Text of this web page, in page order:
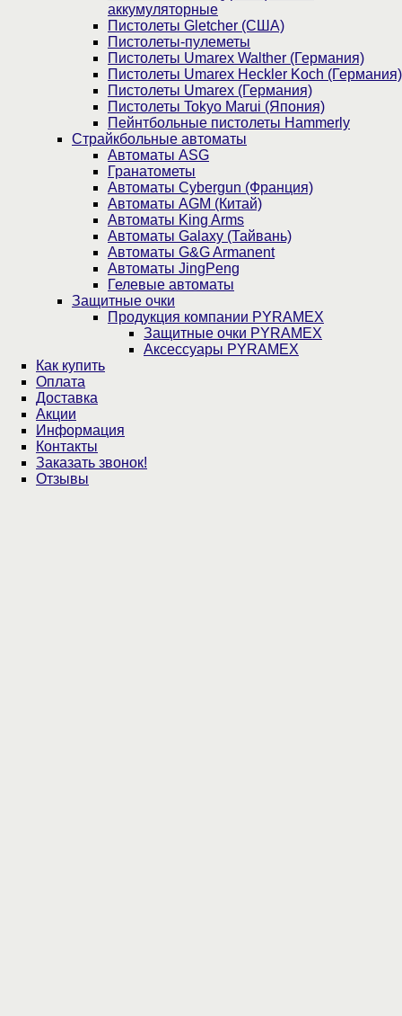
аккумуляторные
Пистолеты Gletcher (США)
Пистолеты-пулеметы
Пистолеты Umarex Walther (Германия)
Пистолеты Umarex Heckler Koch (Германия)
Пистолеты Umarex (Германия)
Пистолеты Tokyo Marui (Япония)
Пейнтбольные пистолеты Hammerly
Страйкбольные автоматы
Автоматы ASG
Гранатометы
Автоматы Cybergun (Франция)
Автоматы AGM (Китай)
Автоматы King Arms
Автоматы Galaxy (Тайвань)
Автоматы G&G Armanent
Автоматы JingPeng
Гелевые автоматы
Защитные очки
Продукция компании PYRAMEX
Защитные очки PYRAMEX
Аксессуары PYRAMEX
Как купить
Оплата
Доставка
Акции
Информация
Контакты
Заказать звонок!
Отзывы